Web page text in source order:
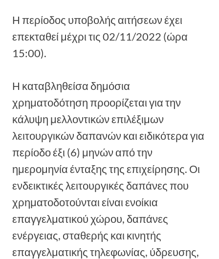
Η περίοδος υποβολής αιτήσεων έχει
επεκταθεί μέχρι τις 02/11/2022 (ώρα
15:00).
Η καταβληθείσα δημόσια
χρηματοδότηση προορίζεται για την
κάλυψη μελλοντικών επιλέξιμων
λειτουργικών δαπανών και ειδικότερα για
περίοδο έξι (6) μηνών από την
ημερομηνία ένταξης της επιχείρησης. Οι
ενδεικτικές λειτουργικές δαπάνες που
χρηματοδοτούνται είναι ενοίκια
επαγγελματικού χώρου, δαπάνες
ενέργειας, σταθερής και κινητής
επαγγελματικής τηλεφωνίας, ύδρευσης,